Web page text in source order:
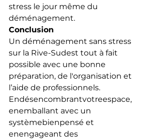
stress le jour même du
déménagement.
Conclusion
Un déménagement sans stress
sur la Rive-Sudest tout à fait
possible avec une bonne
préparation, de l'organisation et
l’aide de professionnels.
Endésencombrantvotreespace,
enemballant avec un
systèmebienpensé et
enengageant des